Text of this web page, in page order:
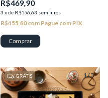
R$469,90
3 xde R$156,63 sem juros
R$455,80com Pague com PIX
1/3
GRÁTIS